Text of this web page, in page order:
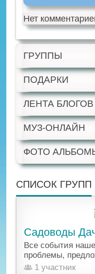
Нет
ГРУППЫ
ПОДАРКИ
ЛЕНТА БЛОГОВ
МУЗ-ОНЛАЙН
ФОТО
СПИСОК ГРУПП
Садоводы
Все события
проблемы,
1 участник